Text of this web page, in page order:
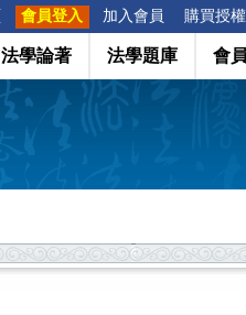
會員登入 加入會員 購買授權
法學論著 法學題庫 會